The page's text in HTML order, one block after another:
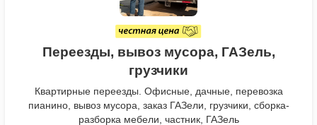
Переезды, вывоз мусора, ГАЗель,
грузчики
Квартирные переезды. Офисные, дачные, перевозка
пианино, вывоз мусора, заказ ГАЗели, грузчики, сборка-
разборка мебели, частник, ГАЗель